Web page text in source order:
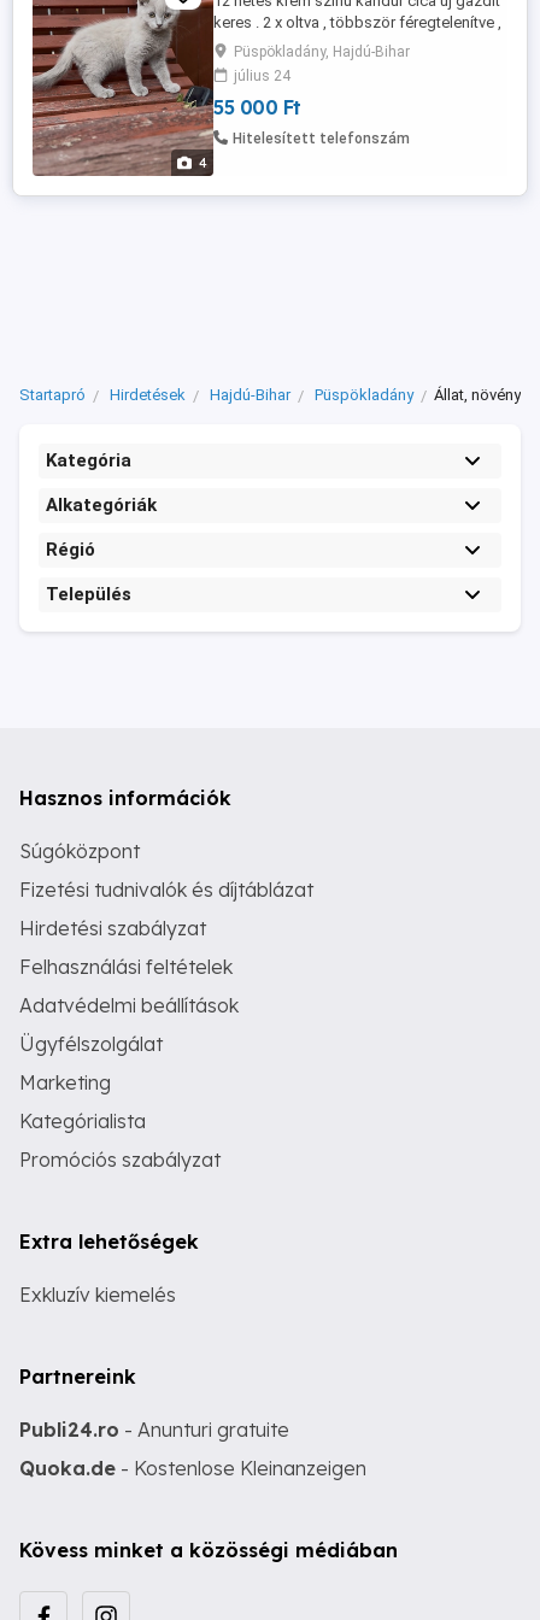
4
keres . 2 x oltva , többször féregtelenítve ,
Regisztrált oltási könyvel kerül új
otthonába . Kezes, szeretetteljes cica .
Püspökladány, Hajdú-Bihar
július 24
55 000 Ft
Hitelesített telefonszám
Startapró Hirdetések Hajdú-Bihar Püspökladány Állat, növény
Kategória
Alkategóriák
Régió
Település
Hasznos információk
Súgóközpont
Fizetési tudnivalók és díjtáblázat
Hirdetési szabályzat
Felhasználási feltételek
Adatvédelmi beállítások
Ügyfélszolgálat
Marketing
Kategórialista
Promóciós szabályzat
Extra lehetőségek
Exkluzív kiemelés
Partnereink
Publi24.ro - Anunturi gratuite
Quoka.de - Kostenlose Kleinanzeigen
Kövess minket a közösségi médiában